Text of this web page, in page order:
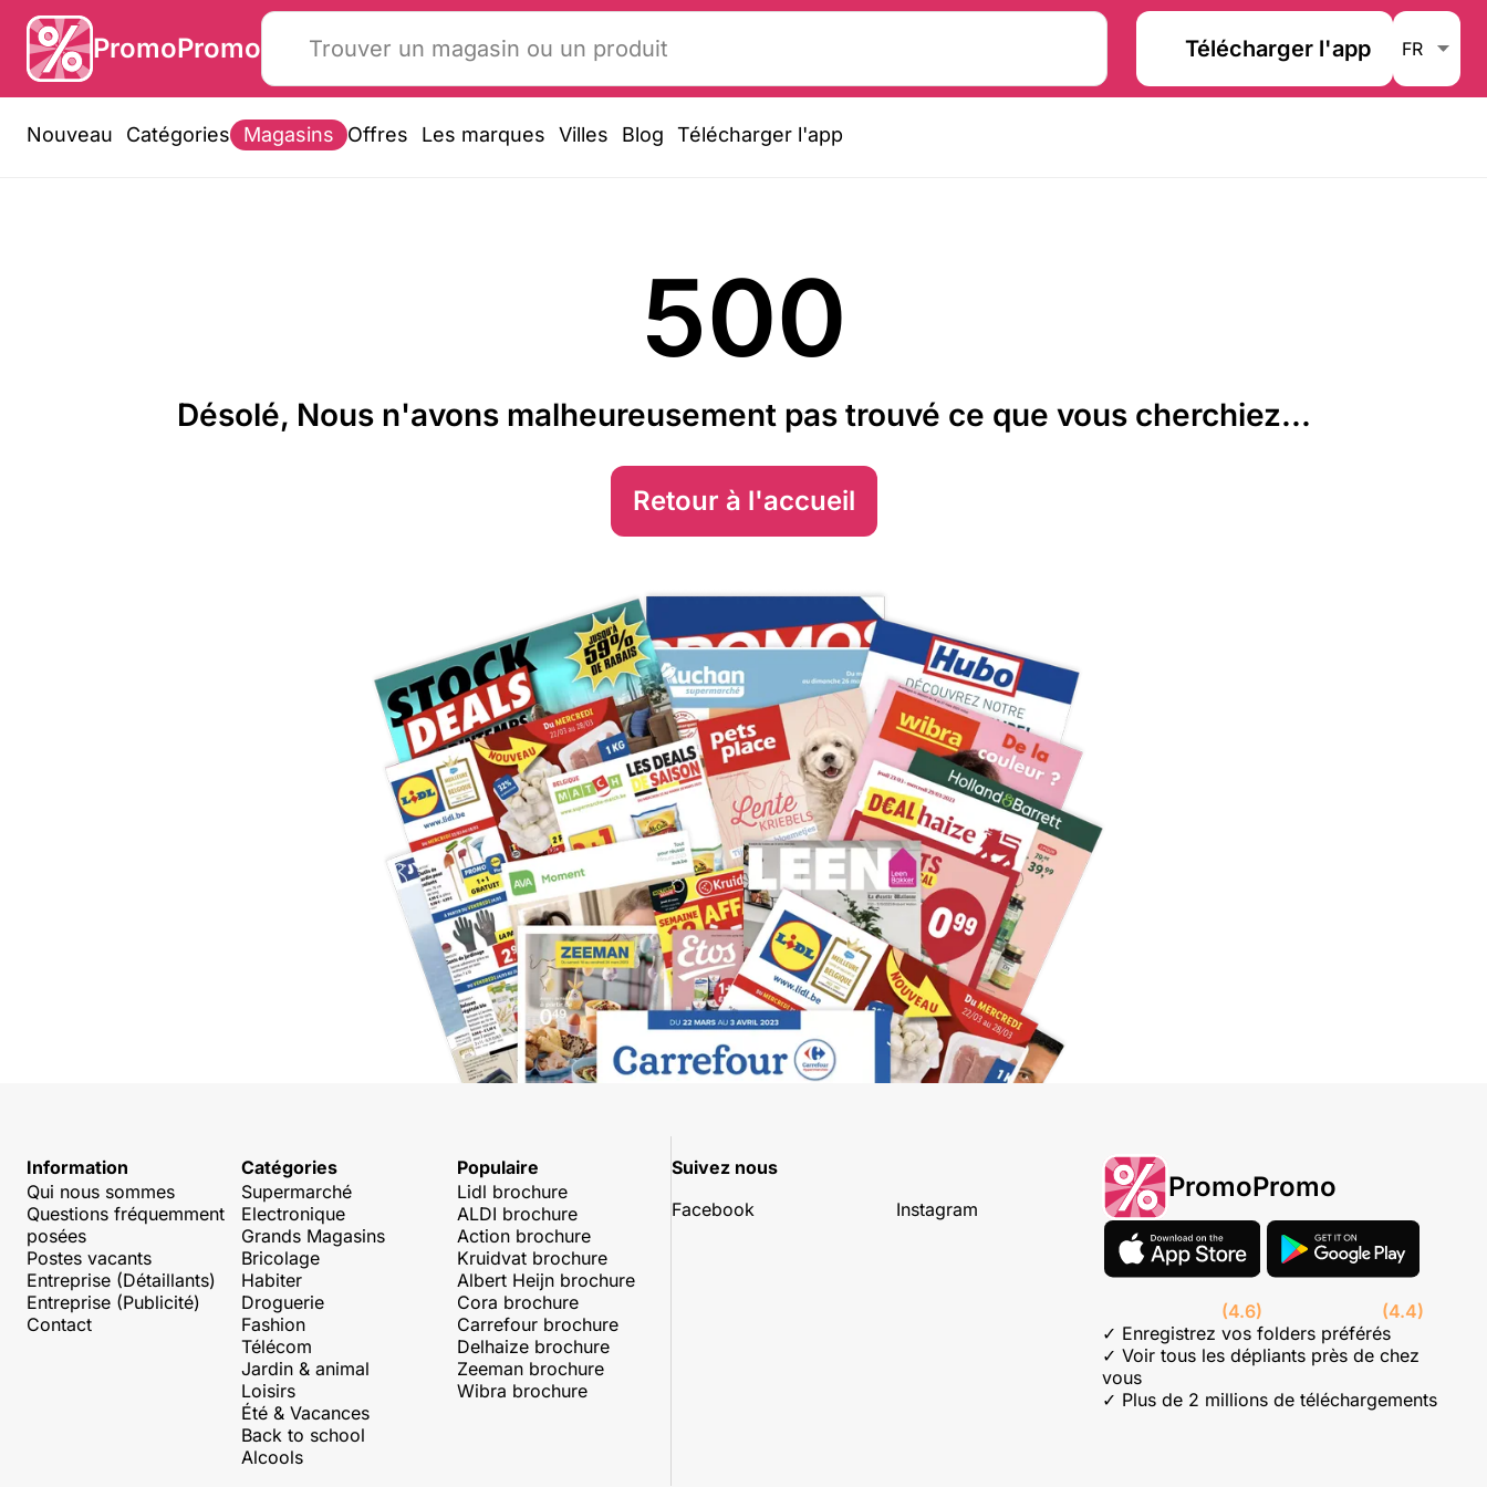
PromoPromo Télécharger l'app
Nouveau Catégories Magasins Offres Les marques Villes Blog Télécharger l'app
500
Désolé, Nous n'avons malheureusement pas trouvé ce que vous cherchiez...
Retour à l'accueil
Information
Qui nous sommes
Questions fréquemment
posées
Postes vacants
Entreprise (Détaillants)
Entreprise (Publicité)
Contact
Catégories
Supermarché
Electronique
Grands Magasins
Bricolage
Habiter
Droguerie
Fashion
Télécom
Jardin & animal
Loisirs
Été & Vacances
Back to school
Alcools
Populaire
Lidl brochure
ALDI brochure
Action brochure
Kruidvat brochure
Albert Heijn brochure
Cora brochure
Carrefour brochure
Delhaize brochure
Zeeman brochure
Wibra brochure
Suivez nous
Facebook
Instagram
PromoPromo
(4.6)
(4.4)
✓ Enregistrez vos folders préférés
✓ Voir tous les dépliants près de chez
vous
✓ Plus de 2 millions de téléchargements